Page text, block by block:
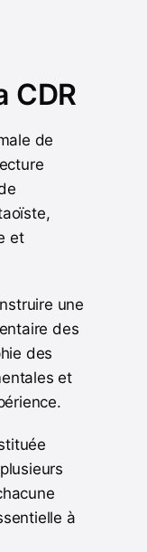
CDR
de
et
une
des
des
et
à